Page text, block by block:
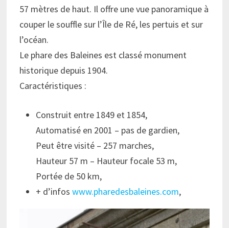
57 mètres de haut. Il offre une vue panoramique à
couper le souffle sur l’Île de Ré, les pertuis et sur
l’océan.
Le phare des Baleines est classé monument
historique depuis 1904.
Caractéristiques :
Construit entre 1849 et 1854,
Automatisé en 2001 – pas de gardien,
Peut être visité – 257 marches,
Hauteur 57 m – Hauteur focale 53 m,
Portée de 50 km,
+ d’infos www.pharedesbaleines.com,